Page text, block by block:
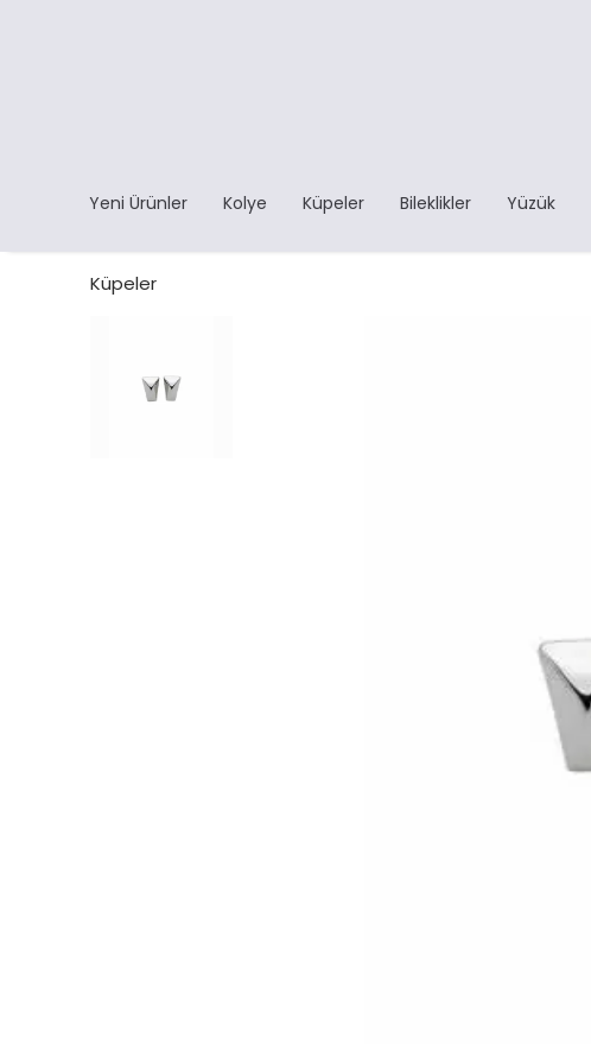
Yeni Ürünler Kolye Küpeler Bileklikler Yüzük
Küpeler